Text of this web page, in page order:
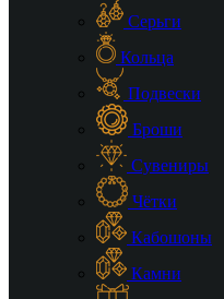
Серьги
Кольца
Подвески
Броши
Сувениры
Чётки
Кабошоны
Камни